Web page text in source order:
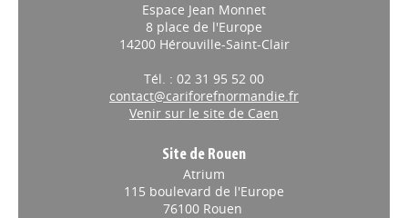
Espace Jean Monnet
8 place de l'Europe
14200 Hérouville-Saint-Clair
Tél. : 02 31 95 52 00
contact@cariforefnormandie.fr
Venir sur le site de Caen
Site de Rouen
Atrium
115 boulevard de l'Europe
76100 Rouen